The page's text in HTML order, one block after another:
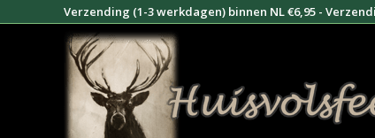
naar
Verzending (1-3 werkdagen) binnen NL €6,95 -